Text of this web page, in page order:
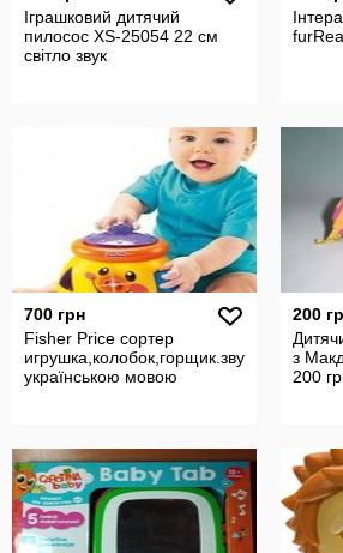
Іграшковий дитячий
пилосос XS-25054 22 см
світло звук
700 грн
Fisher Price сортер
игрушка,колобок,горщик.звук,свет.з
українською мовою
200
з
200 гр